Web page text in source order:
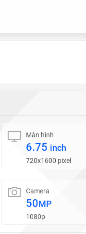
Màn hình
6.75 inch
720x1600 pixel
Camera
50MP
1080p